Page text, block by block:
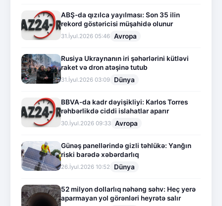
ABŞ-da qızılca yayılması: Son 35 ilin
rekord göstəricisi müşahidə olunur
31.İyul.2026 05:46 Avropa
Rusiya Ukraynanın iri şəhərlərini kütləvi
raket və dron atəşinə tutub
31.İyul.2026 03:09 Dünya
BBVA-da kadr dəyişikliyi: Karlos Torres
rəhbərlikdə ciddi islahatlar aparır
30.İyul.2026 09:33 Avropa
Günəş panellərində gizli təhlükə: Yanğın
riski barədə xəbərdarlıq
26.İyul.2026 10:52 Dünya
52 milyon dollarlıq nəhəng səhv: Heç yerə
aparmayan yol görənləri heyrətə salır